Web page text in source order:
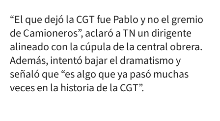
“El que dejó la CGT fue Pablo y no el gremio
de Camioneros”, aclaró a TN un dirigente
alineado con la cúpula de la central obrera.
Además, intentó bajar el dramatismo y
señaló que “es algo que ya pasó muchas
veces en la historia de la CGT”.